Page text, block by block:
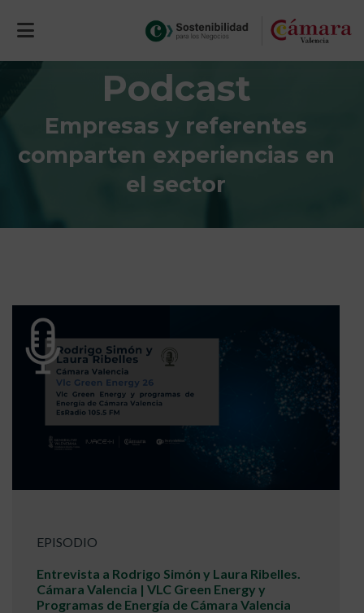
Podcast
Empresas y referentes
comparten experiencias en
el sector
EPISODIO
Entrevista a Rodrigo Simón y Laura Ribelles.
Cámara Valencia | VLC Green Energy y
Programas de Energía de Cámara Valencia